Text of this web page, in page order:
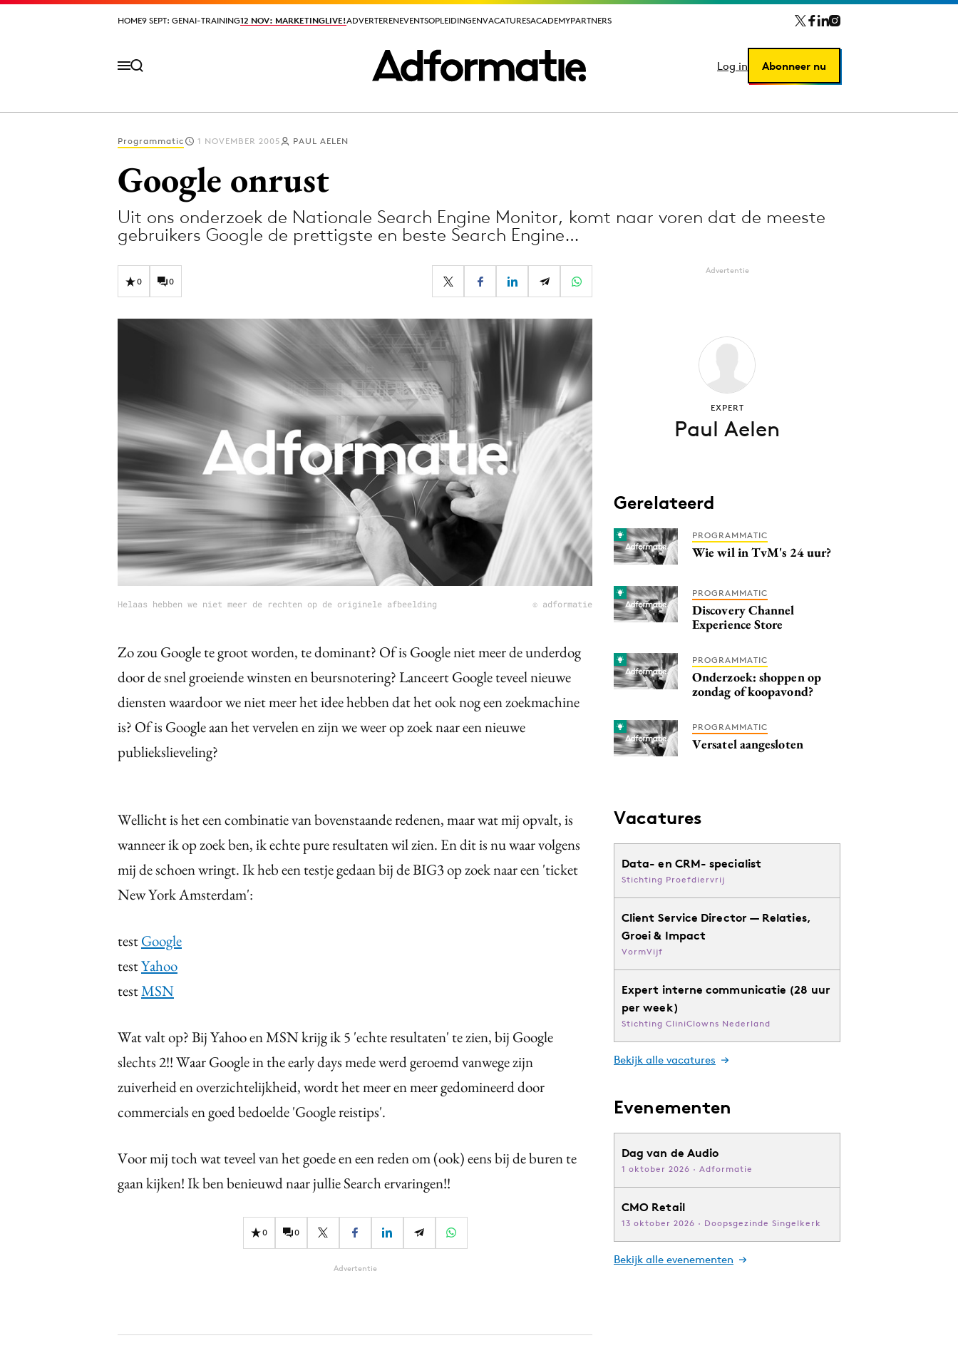
HOME9 SEPT: GENAI-TRAINING12 NOV: MARKETINGLIVE!ADVERTERENEVENTSOPLEIDINGENVACATURESACADEMYPARTNERS
Log in Abonneer nu
HOME9 SEPT: GENAI-TRAINING12 NOV: MARKETINGLIVE!ADVERTERENEVENTSOPLEIDINGENVACATURESACADEMYPARTNERS
Log in Abonneer nu
Effectiviteit
Gedragsverandering
Influencer marketing
Interne communicatie
Martech
Merkstrategie
PR
Programmatic
Purpose Marketing
Reputatie & crisis
Programmatic 1 NOVEMBER 2005 PAUL AELEN
Google onrust
Uit ons onderzoek de Nationale Search Engine Monitor, komt naar voren dat de meeste
gebruikers Google de prettigste en beste Search Engine…
0 0
Helaas hebben we niet meer de rechten op de originele afbeelding © adformatie
Zo zou Google te groot worden, te dominant? Of is Google niet meer de underdog
door de snel groeiende winsten en beursnotering? Lanceert Google teveel nieuwe
diensten waardoor we niet meer het idee hebben dat het ook nog een zoekmachine
is? Of is Google aan het vervelen en zijn we weer op zoek naar een nieuwe
publiekslieveling?
Wellicht is het een combinatie van bovenstaande redenen, maar wat mij opvalt, is
wanneer ik op zoek ben, ik echte pure resultaten wil zien. En dit is nu waar volgens
mij de schoen wringt. Ik heb een testje gedaan bij de BIG3 op zoek naar een 'ticket
New York Amsterdam':
testGoogle
testYahoo
testMSN
Wat valt op? Bij Yahoo en MSN krijg ik 5 'echte resultaten' te zien, bij Google
slechts 2!! Waar Google in the early days mede werd geroemd vanwege zijn
zuiverheid en overzichtelijkheid, wordt het meer en meer gedomineerd door
commercials en goed bedoelde 'Google reistips'.
Voor mij toch wat teveel van het goede en een reden om (ook) eens bij de buren te
gaan kijken! Ik ben benieuwd naar jullie Search ervaringen!!
0 0
Advertentie
Advertentie
EXPERT
Paul Aelen
Gerelateerd
PROGRAMMATIC
Wie wil in TvM's 24 uur?
PROGRAMMATIC
Discovery Channel
Experience Store
PROGRAMMATIC
Onderzoek: shoppen op
zondag of koopavond?
PROGRAMMATIC
Versatel aangesloten
Vacatures
Data- en CRM- specialist
Stichting Proefdiervrij
Client Service Director — Relaties,
Groei & Impact
VormVijf
Expert interne communicatie (28 uur
per week)
Stichting CliniClowns Nederland
Bekijk alle vacatures
Evenementen
Dag van de Audio
1 oktober 2026 · Adformatie
CMO Retail
13 oktober 2026 · Doopsgezinde Singelkerk
Bekijk alle evenementen